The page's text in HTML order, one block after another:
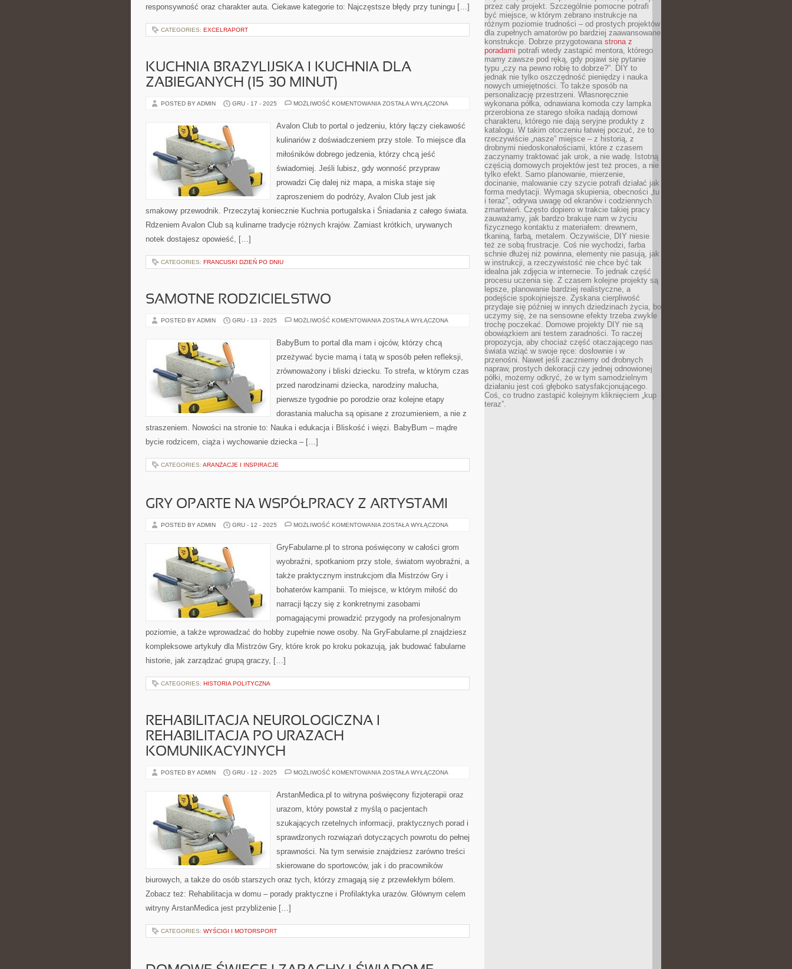
responsywność oraz charakter auta. Ciekawe kategorie to: Najczęstsze błędy przy tuningu […]
CATEGORIES: EXCELRAPORT
KUCHNIA BRAZYLIJSKA I KUCHNIA DLA
ZABIEGANYCH (15–30 MINUT)
POSTED BY ADMIN GRU - 17 - 2025 MOŻLIWOŚĆ KOMENTOWANIA KUCHNIA
KUCHNIA
DLA
(15–
MINUT)
ZOSTAŁA WYŁĄCZONA
Avalon Club to portal o jedzeniu, który łączy ciekawość
kulinariów z doświadczeniem przy stole. To miejsce dla
miłośników dobrego jedzenia, którzy chcą jeść
świadomiej. Jeśli lubisz, gdy wonność przypraw
prowadzi Cię dalej niż mapa, a miska staje się
zaproszeniem do podróży, Avalon Club jest jak
smakowy przewodnik. Przeczytaj koniecznie Kuchnia portugalska i Śniadania z całego świata.
Rdzeniem Avalon Club są kulinarne tradycje różnych krajów. Zamiast krótkich, urywanych
notek dostajesz opowieść, […]
CATEGORIES: FRANCUSKI DZIEŃ PO DNIU
SAMOTNE RODZICIELSTWO
POSTED BY ADMIN GRU - 13 - 2025 MOŻLIWOŚĆ KOMENTOWANIA SAMOTNE
ZOSTAŁA WYŁĄCZONA
BabyBum to portal dla mam i ojców, którzy chcą
przeżywać bycie mamą i tatą w sposób pełen refleksji,
zrównoważony i bliski dziecku. To strefa, w którym czas
przed narodzinami dziecka, narodziny malucha,
pierwsze tygodnie po porodzie oraz kolejne etapy
dorastania malucha są opisane z zrozumieniem, a nie z
straszeniem. Nowości na stronie to: Nauka i edukacja i Bliskość i więzi. BabyBum – mądre
bycie rodzicem, ciąża i wychowanie dziecka – […]
CATEGORIES: ARANŻACJE I INSPIRACJE
GRY OPARTE NA WSPÓŁPRACY Z ARTYSTAMI
POSTED BY ADMIN GRU - 12 - 2025 MOŻLIWOŚĆ KOMENTOWANIA GRY
WSPÓŁPRACY
Z
ZOSTAŁA WYŁĄCZONA
GryFabularne.pl to strona poświęcony w całości grom
wyobraźni, spotkaniom przy stole, światom wyobraźni, a
także praktycznym instrukcjom dla Mistrzów Gry i
bohaterów kampanii. To miejsce, w którym miłość do
narracji łączy się z konkretnymi zasobami
pomagającymi prowadzić przygody na profesjonalnym
poziomie, a także wprowadzać do hobby zupełnie nowe osoby. Na GryFabularne.pl znajdziesz
kompleksowe artykuły dla Mistrzów Gry, które krok po kroku pokazują, jak budować fabularne
historie, jak zarządzać grupą graczy, […]
CATEGORIES: HISTORIA POLITYCZNA
REHABILITACJA NEUROLOGICZNA I
REHABILITACJA PO URAZACH
KOMUNIKACYJNYCH
POSTED BY ADMIN GRU - 12 - 2025 MOŻLIWOŚĆ KOMENTOWANIA REHABILITACJA
REHABILITACJA
PO
KOMUNIKACYJNYCH
ZOSTAŁA WYŁĄCZONA
ArstanMedica.pl to witryna poświęcony fizjoterapii oraz
urazom, który powstał z myślą o pacjentach
szukających rzetelnych informacji, praktycznych porad i
sprawdzonych rozwiązań dotyczących powrotu do pełnej
sprawności. Na tym serwisie znajdziesz zarówno treści
skierowane do sportowców, jak i do pracowników
biurowych, a także do osób starszych oraz tych, którzy zmagają się z przewlekłym bólem.
Zobacz też: Rehabilitacja w domu – porady praktyczne i Profilaktyka urazów. Głównym celem
witryny ArstanMedica jest przybliżenie […]
CATEGORIES: WYŚCIGI I MOTORSPORT
przez cały projekt. Szczególnie pomocne potrafi
być miejsce, w którym zebrano instrukcje na
różnym poziomie trudności – od prostych projektów
dla zupełnych amatorów po bardziej zaawansowane
konstrukcje. Dobrze przygotowana strona z
poradami potrafi wtedy zastąpić mentora, którego
mamy zawsze pod ręką, gdy pojawi się pytanie
typu „czy na pewno robię to dobrze?”. DIY to
jednak nie tylko oszczędność pieniędzy i nauka
nowych umiejętności. To także sposób na
personalizację przestrzeni. Własnoręcznie
wykonana półka, odnawiana komoda czy lampka
przerobiona ze starego słoika nadają domowi
charakteru, którego nie dają seryjne produkty z
katalogu. W takim otoczeniu łatwiej poczuć, że to
rzeczywiście „nasze” miejsce – z historią, z
drobnymi niedoskonałościami, które z czasem
zaczynamy traktować jak urok, a nie wadę. Istotną
częścią domowych projektów jest też proces, a nie
tylko efekt. Samo planowanie, mierzenie,
docinanie, malowanie czy szycie potrafi działać jak
forma medytacji. Wymaga skupienia, obecności „tu
i teraz”, odrywa uwagę od ekranów i codziennych
zmartwień. Często dopiero w trakcie takiej pracy
zauważamy, jak bardzo brakuje nam w życiu
fizycznego kontaktu z materiałem: drewnem,
tkaniną, farbą, metalem. Oczywiście, DIY niesie
też ze sobą frustracje. Coś nie wychodzi, farba
schnie dłużej niż powinna, elementy nie pasują, jak
w instrukcji, a rzeczywistość nie chce być tak
idealna jak zdjęcia w internecie. To jednak część
procesu uczenia się. Z czasem kolejne projekty są
lepsze, planowanie bardziej realistyczne, a
podejście spokojniejsze. Zyskana cierpliwość
przydaje się później w innych dziedzinach życia, bo
uczymy się, że na sensowne efekty trzeba zwykle
trochę poczekać. Domowe projekty DIY nie są
obowiązkiem ani testem zaradności. To raczej
propozycja, aby chociaż część otaczającego nas
świata wziąć w swoje ręce: dosłownie i w
przenośni. Nawet jeśli zaczniemy od drobnych
napraw, prostych dekoracji czy jednej odnowionej
półki, możemy odkryć, że w tym samodzielnym
działaniu jest coś głęboko satysfakcjonującego.
Coś, co trudno zastąpić kolejnym kliknięciem „kup
teraz”.